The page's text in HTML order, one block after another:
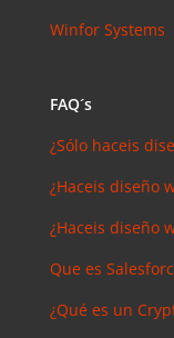
Winfor Systems
FAQ´s
¿Sólo haceis
¿Haceis diseño
¿Haceis diseño
Que es
¿Qué es un